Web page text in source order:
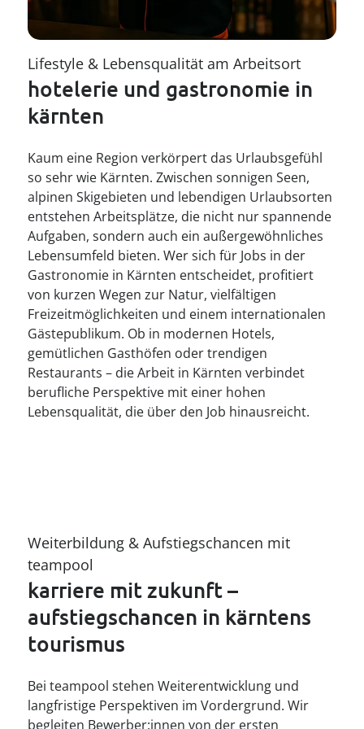
--
Wien
Lifestyle & Lebensqualität am Arbeitsort
hotelerie und gastronomie in
kärnten
Kaum eine Region verkörpert das Urlaubsgefühl
so sehr wie Kärnten. Zwischen sonnigen Seen,
alpinen Skigebieten und lebendigen Urlaubsorten
entstehen Arbeitsplätze, die nicht nur spannende
Aufgaben, sondern auch ein außergewöhnliches
Lebensumfeld bieten. Wer sich für Jobs in der
Gastronomie in Kärnten entscheidet, profitiert
von kurzen Wegen zur Natur, vielfältigen
Freizeitmöglichkeiten und einem internationalen
Gästepublikum. Ob in modernen Hotels,
gemütlichen Gasthöfen oder trendigen
Restaurants – die Arbeit in Kärnten verbindet
berufliche Perspektive mit einer hohen
Lebensqualität, die über den Job hinausreicht.
Weiterbildung & Aufstiegschancen mit
teampool
karriere mit zukunft –
aufstiegschancen in kärntens
tourismus
Bei teampool stehen Weiterentwicklung und
langfristige Perspektiven im Vordergrund. Wir
begleiten Bewerber:innen von der ersten